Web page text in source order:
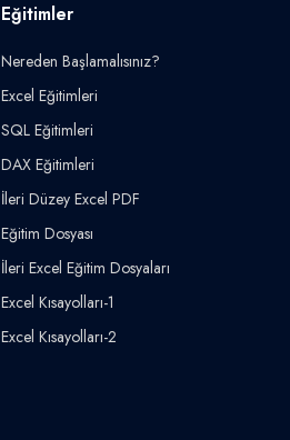
Eğitimler
Nereden Başlamalısınız?
Excel Eğitimleri
SQL Eğitimleri
DAX Eğitimleri
İleri Düzey Excel PDF
Eğitim Dosyası
İleri Excel Eğitim Dosyaları
Excel Kısayolları-1
Excel Kısayolları-2